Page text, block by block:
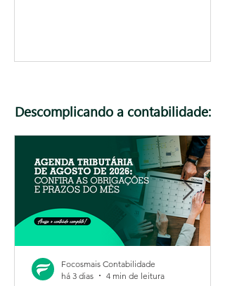
Descomplicando a contabilidade:
Focosmais Contabilidade
há 3 dias
4 min de leitura